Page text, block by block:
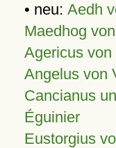
• neu: Aedh
Maedhog
Agericus von
Angelus von
Cancianus
Éguinier
Eustorgius